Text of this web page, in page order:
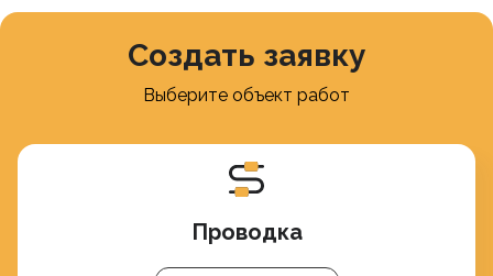
Создать заявку
Выберите объект работ
Проводка